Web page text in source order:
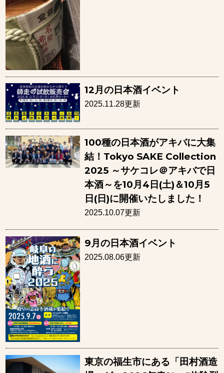
12月の日本酒イベント
2025.11.28更新
100種の日本酒がアキバに大集
結！Tokyo SAKE Collection
2025 ～サケコレ＠アキバで日
本酒～を10月4日(土)＆10月5
日(日)に開催いたしました！
2025.10.07更新
9月の日本酒イベント
2025.08.06更新
東京の福生市にある「田村酒造